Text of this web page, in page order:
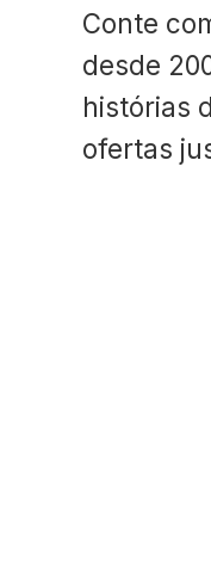
Conte
desde
histórias
ofertas